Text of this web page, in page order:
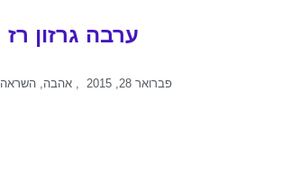
ערבה גרזון רז
פברואר 28, 2015 , אהבה,השראה